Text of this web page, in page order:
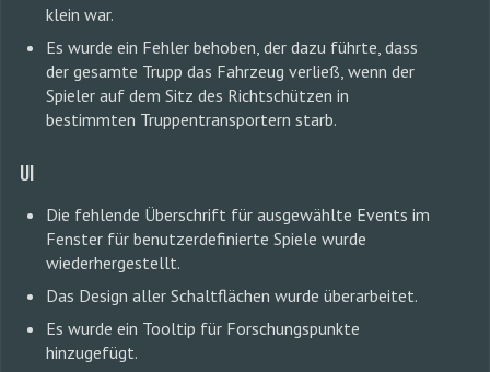
klein war.
Es wurde ein Fehler behoben, der dazu führte, dass
der gesamte Trupp das Fahrzeug verließ, wenn der
Spieler auf dem Sitz des Richtschützen in
bestimmten Truppentransportern starb.
UI
Die fehlende Überschrift für ausgewählte Events im
Fenster für benutzerdefinierte Spiele wurde
wiederhergestellt.
Das Design aller Schaltflächen wurde überarbeitet.
Es wurde ein Tooltip für Forschungspunkte
hinzugefügt.